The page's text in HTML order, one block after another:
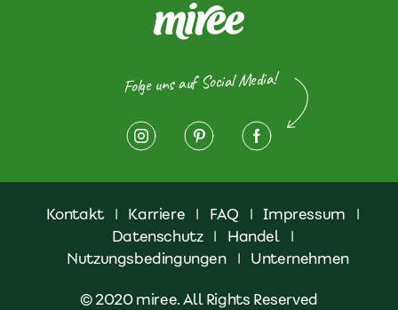
Folge uns auf Social Media!
Kontakt | Karriere | FAQ | Impressum
|
Datenschutz | Handel
|
Nutzungsbedingungen
| Unternehmen
© 2020 miree. All Rights Reserved